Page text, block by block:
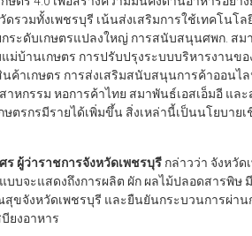
ดรวมทั้งเพชรบุรี เน้นส่งเสริมการใช้เทคโนโ
ระดับเกษตรแปลงใหญ่ การสนับสนุนศพก. สม
บ้านเกษตร การปรับปรุงระบบบริหารงานข
ค้าเกษตร การส่งเสริมสนับสนุนการค้าออนไ
หกรรม หอการค้าไทย สมาพันธ์เอสเอ็มอี แล
ษตรกรมีรายได้เพิ่มขึ้น สิ่งเหล่านี้เป็นนโยบา
ผู้ว่าราชการจังหวัดเพชรบุรี กล่าวว่า จังหวั
บบจะแสดงถึงการผลิต ผัก ผลไม้ปลอดสารพิ
ขจังหวัดเพชรบุรี และยืนยันกระบวนการผ่า
ยงอาหาร